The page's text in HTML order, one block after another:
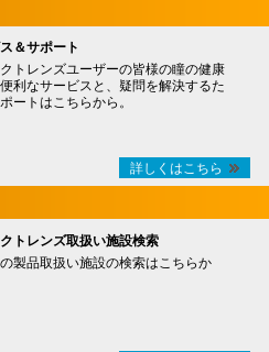
＆サポート
トレンズユーザーの皆様の瞳の健康
利なサービスと、疑問を解決するた
ートはこちらから。
詳しくはこちら
トレンズ取扱い施設検索
製品取扱い施設の検索はこちらか